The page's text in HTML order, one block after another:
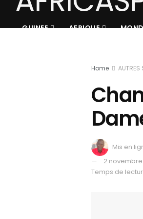
GUINEE AFRIQUE
Home AUTRES
Mis en
2 novembre
Temps de